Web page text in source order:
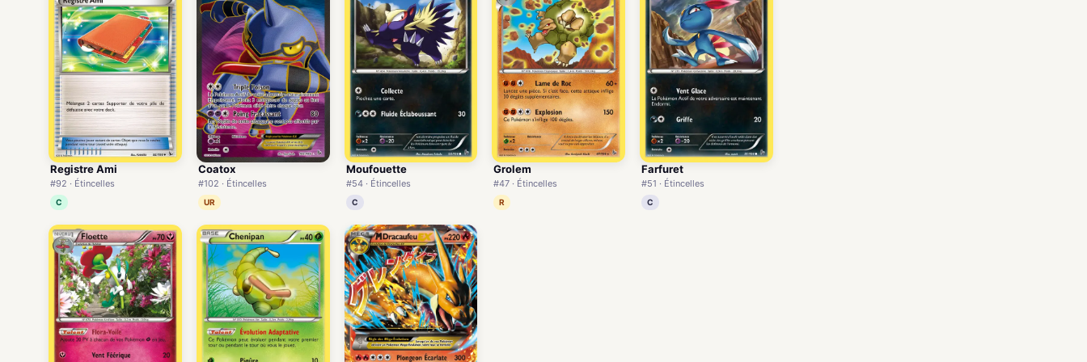
Registre Ami
#92 · Étincelles
C
Coatox
#102 · Étincelles
UR
Moufouette
#54 · Étincelles
C
Grolem
#47 · Étincelles
R
Farfuret
#51 · Étincelles
C